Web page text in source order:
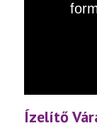
Ízelítő